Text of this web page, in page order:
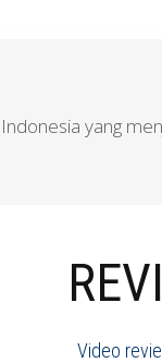
yang
Video